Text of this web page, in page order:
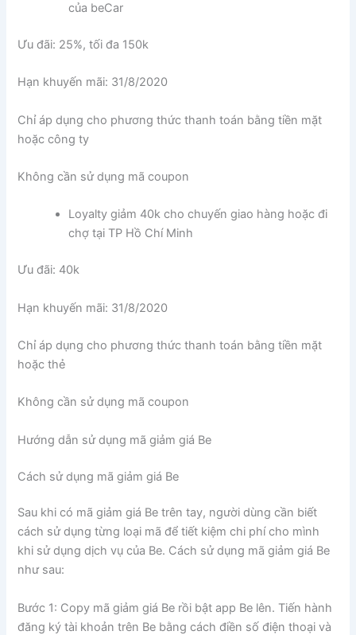
của beCar
Ưu đãi: 25%, tối đa 150k
Hạn khuyến mãi: 31/8/2020
Chỉ áp dụng cho phương thức thanh toán bằng tiền mặt
hoặc công ty
Không cần sử dụng mã coupon
Loyalty giảm 40k cho chuyến giao hàng hoặc đi
chợ tại TP Hồ Chí Minh
Ưu đãi: 40k
Hạn khuyến mãi: 31/8/2020
Chỉ áp dụng cho phương thức thanh toán bằng tiền mặt
hoặc thẻ
Không cần sử dụng mã coupon
Hướng dẫn sử dụng mã giảm giá Be
Cách sử dụng mã giảm giá Be
Sau khi có mã giảm giá Be trên tay, người dùng cần biết
cách sử dụng từng loại mã để tiết kiệm chi phí cho mình
khi sử dụng dịch vụ của Be. Cách sử dụng mã giảm giá Be
như sau:
Bước 1: Copy mã giảm giá Be rồi bật app Be lên. Tiến hành
đăng ký tài khoản trên Be bằng cách điền số điện thoại và